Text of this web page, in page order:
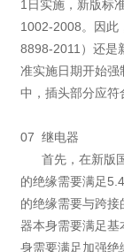
1日实施，新版标
1002-2008。因此
8898-2011）还是
准实施日期开始
中，插头部分应符
07 继电器
首先，在新版国
的绝缘需要满足
的绝缘需要与跨
器本身需要满足基
身需要满足加强绝